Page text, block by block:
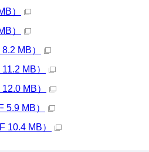
）
）
MB）
MB）
MB）
MB）
10.4 MB）